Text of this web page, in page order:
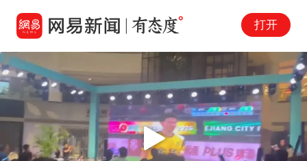
打开
Play